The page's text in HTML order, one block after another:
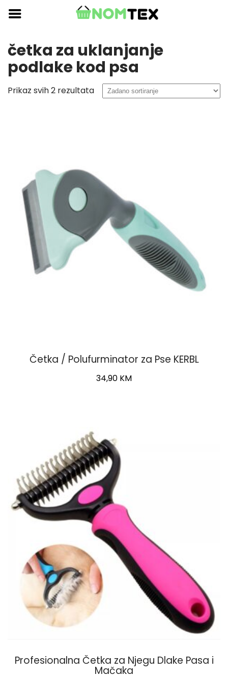
Skip
content
četka za uklanjanje
podlake kod psa
Prikaz svih 2 rezultata
Četka / Polufurminator za Pse KERBL
34,90 KM
Profesionalna Četka za Njegu Dlake Pasa i
Mačaka